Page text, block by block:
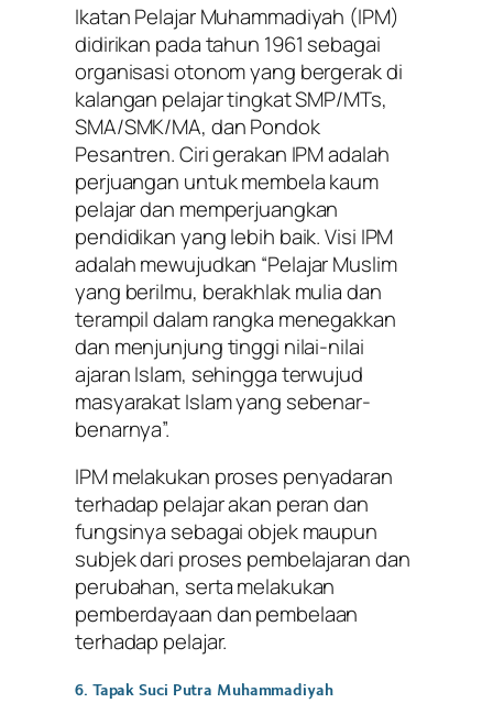
Ikatan Pelajar Muhammadiyah (IPM)
didirikan pada tahun 1961 sebagai
organisasi otonom yang bergerak di
kalangan pelajar tingkat SMP/MTs,
SMA/SMK/MA, dan Pondok
Pesantren. Ciri gerakan IPM adalah
perjuangan untuk membela kaum
pelajar dan memperjuangkan
pendidikan yang lebih baik. Visi IPM
adalah mewujudkan “Pelajar Muslim
yang berilmu, berakhlak mulia dan
terampil dalam rangka menegakkan
dan menjunjung tinggi nilai-nilai
ajaran Islam, sehingga terwujud
masyarakat Islam yang sebenar-
benarnya”.
IPM melakukan proses penyadaran
terhadap pelajar akan peran dan
fungsinya sebagai objek maupun
subjek dari proses pembelajaran dan
perubahan, serta melakukan
pemberdayaan dan pembelaan
terhadap pelajar.
6. Tapak Suci Putra Muhammadiyah